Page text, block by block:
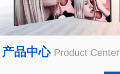
产品中心 Product Center